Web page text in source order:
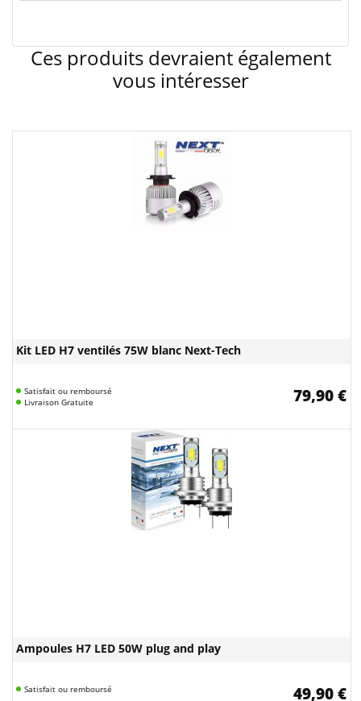
Ces produits devraient également
vous intéresser
Kit LED H7 ventilés 75W blanc Next-Tech
Satisfait ou remboursé
Livraison Gratuite
79,90 €
Ampoules H7 LED 50W plug and play
Satisfait ou remboursé 49,90 €